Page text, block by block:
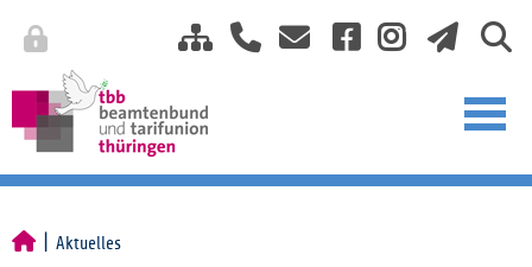
Aktuelles